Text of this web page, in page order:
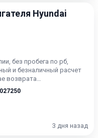
Hyundai
без пробега по рб,
и безналичный расчет
возврата
затраты кли...
3 дня назад